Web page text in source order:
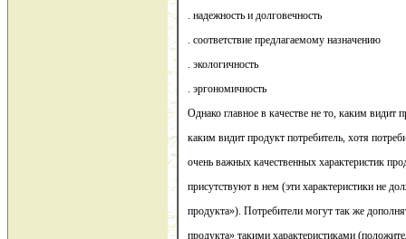
. надежность и долговечность
. соответствие предлагаемому назначению
. экологичность
. эргономичность
Однако главное в качестве не то, каким видит
каким видит продукт потребитель, хотя
очень важных качественных характеристик
присутствуют в нем (эти характеристики не
продукта»). Потребители могут так же
продукта» такими характеристиками